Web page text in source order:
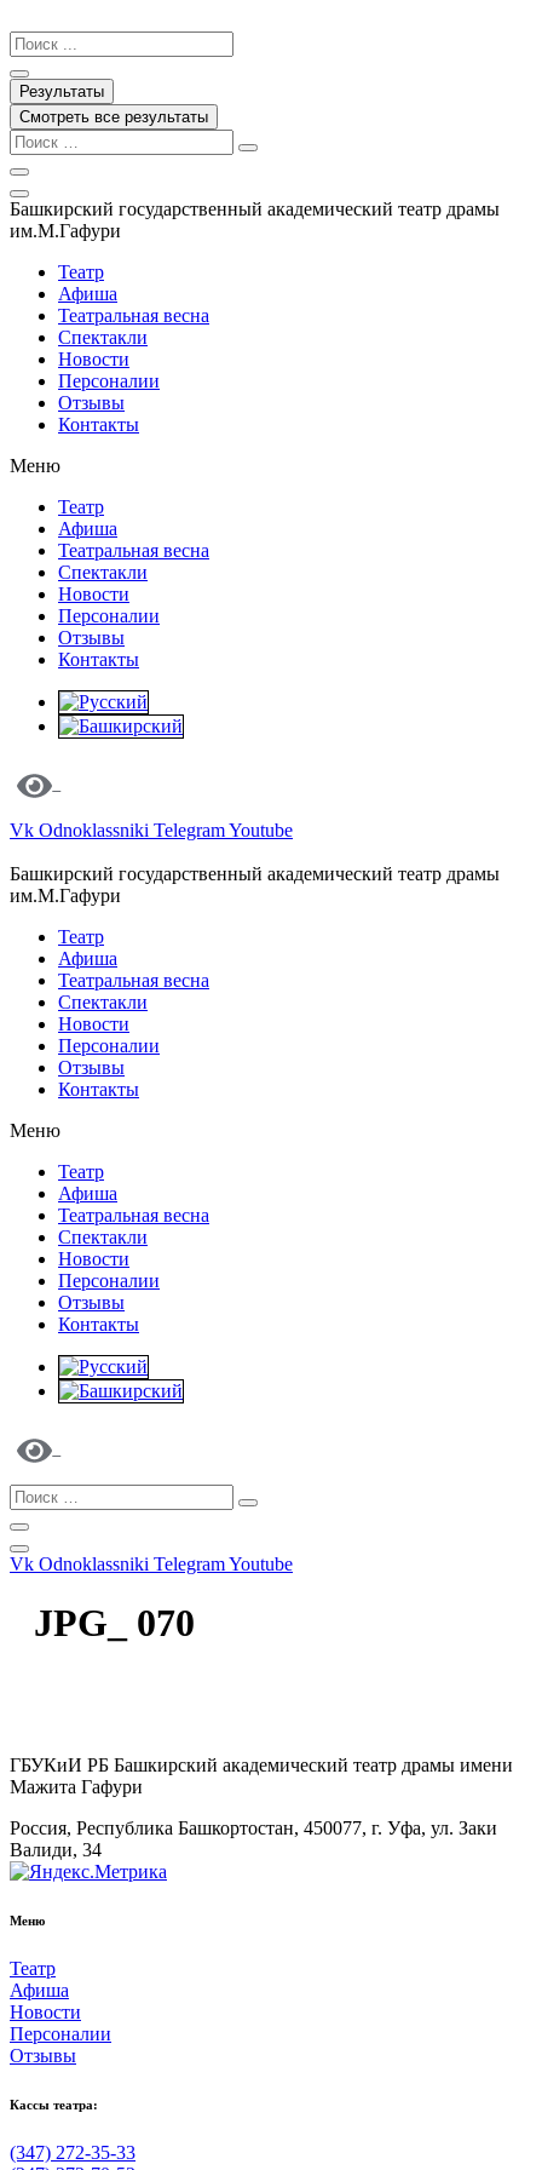
к
содержимому
Search
...
Результаты
Смотреть все результаты
Башкирский государственный академический театр драмы
им.М.Гафури
Театр
Афиша
Театральная весна
Спектакли
Новости
Персоналии
Отзывы
Контакты
Меню
Театр
Афиша
Театральная весна
Спектакли
Новости
Персоналии
Отзывы
Контакты
Vk Odnoklassniki TelegramYoutube
Башкирский государственный академический театр драмы
им.М.Гафури
Театр
Афиша
Театральная весна
Спектакли
Новости
Персоналии
Отзывы
Контакты
Меню
Театр
Афиша
Театральная весна
Спектакли
Новости
Персоналии
Отзывы
Контакты
Vk Odnoklassniki TelegramYoutube
JPG_ 070
ГБУКиИ РБ Башкирский академический театр драмы имени
Мажита Гафури
Россия, Республика Башкортостан, 450077, г. Уфа, ул. Заки
Валиди, 34
Меню
Театр
Афиша
Новости
Персоналии
Отзывы
Кассы театра:
(347) 272-35-33